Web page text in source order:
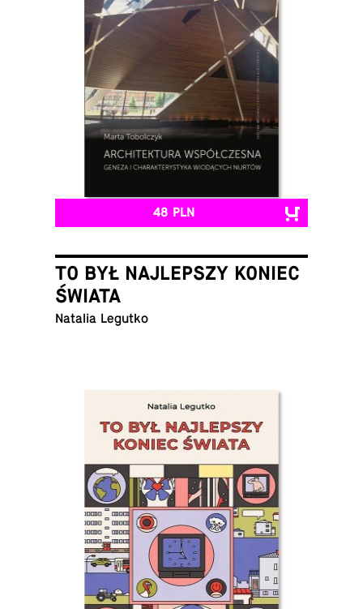
48 PLN
TO BYŁ NAJLEPSZY KONIEC
ŚWIATA
Natalia Legutko